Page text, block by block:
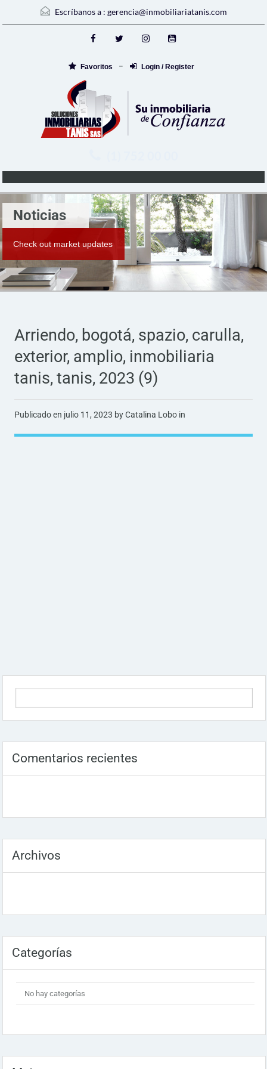
Escríbanos a : gerencia@inmobiliariatanis.com
Favoritos Login / Register
Noticias
Check out market updates
Arriendo, bogotá, spazio, carulla,
exterior, amplio, inmobiliaria
tanis, tanis, 2023 (9)
Publicado en julio 11, 2023 by Catalina Lobo in
Comentarios recientes
Archivos
Categorías
No hay categorías